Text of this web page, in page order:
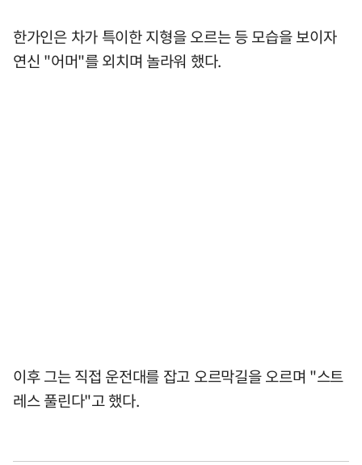
한가인은 차가 특이한 지형을 오르는 등 모습을 보이자
연신 "어머"를 외치며 놀라워 했다.
이후 그는 직접 운전대를 잡고 오르막길을 오르며 "스트
레스 풀린다"고 했다.